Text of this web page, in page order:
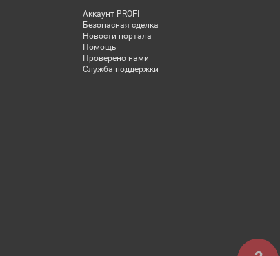
Аккаунт PROFI
Безопасная сделка
Новости портала
Помощь
Проверено нами
Служба поддержки